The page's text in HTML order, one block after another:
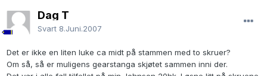
Dag T
Svart 8.Juni.2007
Det er ikke en liten luke ca midt på stammen med to skruer?
Om så, så er muligens gearstanga skjøtet sammen inni der.